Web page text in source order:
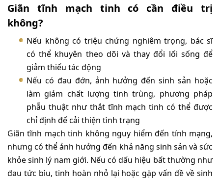
Giãn tĩnh mạch tinh có cần điều trị
không?
Nếu không có triệu chứng nghiêm trọng, bác sĩ
có thể khuyên theo dõi và thay đổi lối sống để
giảm thiểu tác động
Nếu có đau đớn, ảnh hưởng đến sinh sản hoặc
làm giảm chất lượng tinh trùng, phương pháp
phẫu thuật như thắt tĩnh mạch tinh có thể được
chỉ định để cải thiện tình trạng
Giãn tĩnh mạch tinh không nguy hiểm đến tính mạng,
nhưng có thể ảnh hưởng đến khả năng sinh sản và sức
khỏe sinh lý nam giới. Nếu có dấu hiệu bất thường như
đau tức bìu, tinh hoàn nhỏ lại hoặc gặp vấn đề về sinh